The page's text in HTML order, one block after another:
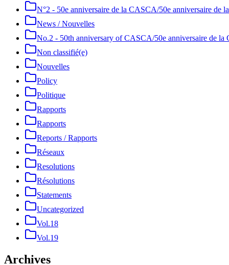
N°2 - 50e anniversaire de la CASCA/50e anniversaire de
News / Nouvelles
No.2 - 50th anniversary of CASCA/50e anniversaire de la
Non classifié(e)
Nouvelles
Policy
Politique
Rapports
Rapports
Reports / Rapports
Réseaux
Resolutions
Résolutions
Statements
Uncategorized
Vol.18
Vol.19
Archives